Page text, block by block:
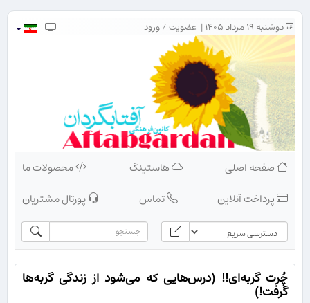
دوشنبه ۱۹ مرداد ۱۴۰۵ | عضویت/ورود
صفحه اصلی هاستینگ
محصولات ما
پرداخت آنلاین
تماس پورتال مشتریان
چُرت گربه‌ای!! (درس‌هایی که می‌شود از زندگی گربه‌ها
گرفت!)